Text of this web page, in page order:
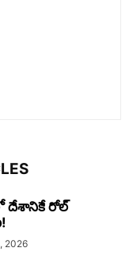
దేశానికే రోల్‌
2026